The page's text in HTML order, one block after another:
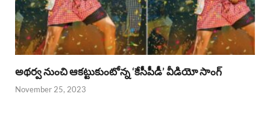
అథర్వ నుంచి ఆకట్టుకుంటోన్న ‘కేసీపీడీ’ వీడియో సాంగ్
November 25, 2023